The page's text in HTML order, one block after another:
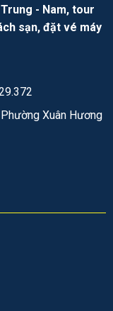
- Nam, tour
sạn, đặt vé máy
Xuân Hương